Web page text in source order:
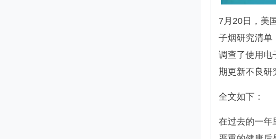
7月20日，美
子烟研究清单
调查了使用电
期更新不良研
全文如下：
在过去的一年